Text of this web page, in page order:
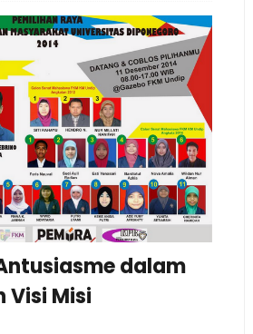
dalam
Visi Misi